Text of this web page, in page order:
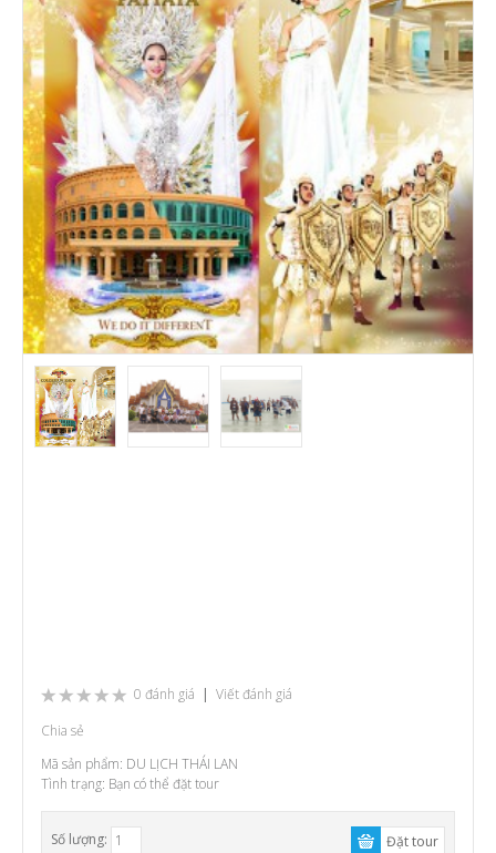
0 đánh giá |Viết đánh giá
Chia sẻ
Mã sản phẩm: DU LỊCH THÁI LAN
Tình trạng: Bạn có thể đặt tour
Số lượng: